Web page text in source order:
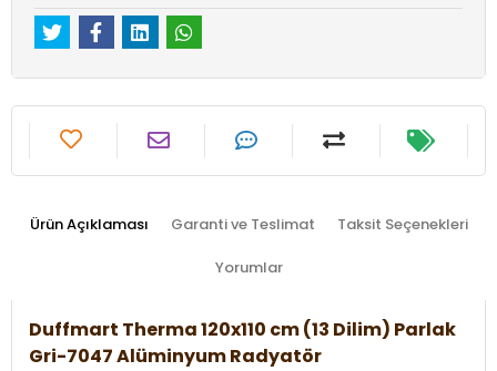
Ürün Açıklaması Garanti ve Teslimat Taksit Seçenekleri
Yorumlar
Duffmart Therma 120x110 cm (13 Dilim) Parlak
Gri-7047 Alüminyum Radyatör